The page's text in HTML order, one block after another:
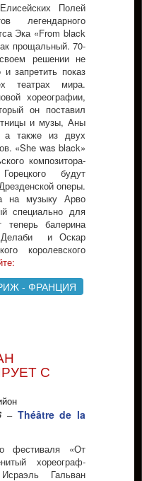
Полей
легендарного
Эка «From black
прощальный. 70-
решении не
запретить показ
театрах мира.
хореографии,
он поставил
и музы, Аны
также из двух
«She was black»
композитора-
будут
оперы.
на музыку Арво
специально для
теперь балерина
Делаби и Оскар
королевского
- ФРАНЦИЯ
С
–Théâtre de la
фестиваля «От
хореограф-
Гальван